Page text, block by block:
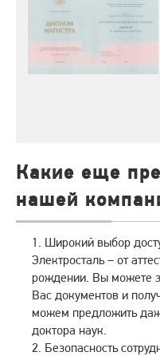
Какие еще
нашей
Широкий выбор
Электросталь – от
рождении. Вы можете
Вас документов и
можем предложить
доктора наук.
Безопасность